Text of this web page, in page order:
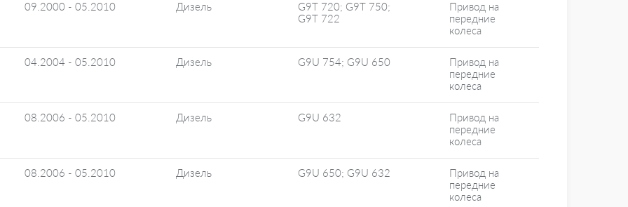
09.2000 - 05.2010 Дизель
G9T 720; G9T 750;
G9T 722
Привод на
передние
колеса
04.2004 - 05.2010 Дизель G9U 754; G9U 650
Привод на
передние
колеса
08.2006 - 05.2010 Дизель G9U 632
Привод на
передние
колеса
08.2006 - 05.2010 Дизель G9U 650; G9U 632
Привод на
передние
колеса